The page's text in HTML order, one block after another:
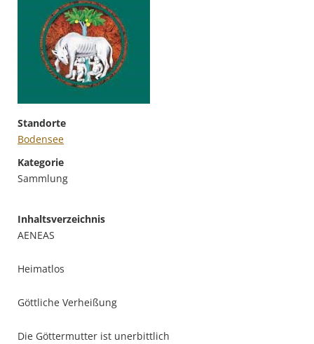
Standorte
Bodensee
Kategorie
Sammlung
Inhaltsverzeichnis
AENEAS
Heimatlos
Göttliche Verheißung
Die Göttermutter ist unerbittlich